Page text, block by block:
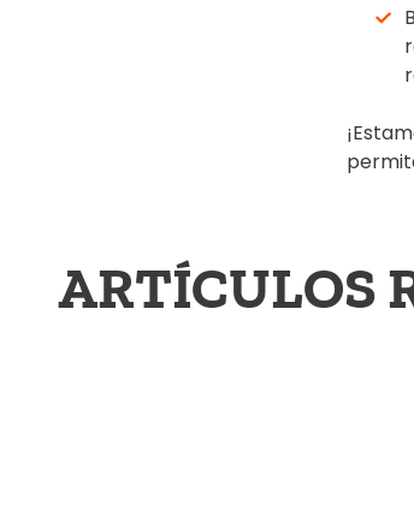
ARTÍCULOS